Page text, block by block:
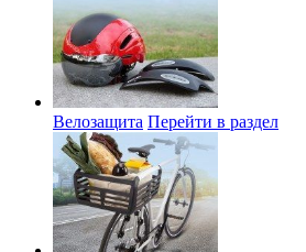
Велозащита Перейти в раздел